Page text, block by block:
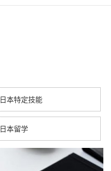
日本特定技能
日本留学